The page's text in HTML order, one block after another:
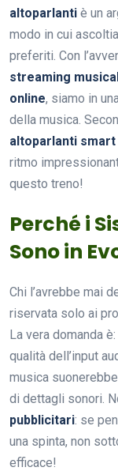
altoparlanti è un
modo in cui
preferiti. Con
streaming
online, siamo in
della musica.
altoparlanti smart
ritmo
questo treno!
Perché i
Sono in
Chi l’avrebbe mai
riservata solo ai
La vera domanda
qualità dell’input
musica
di dettagli sonori.
pubblicitari: se
una spinta, non
efficace!